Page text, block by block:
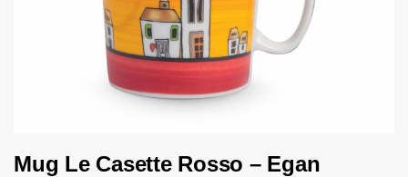
Mug Le Casette Rosso – Egan